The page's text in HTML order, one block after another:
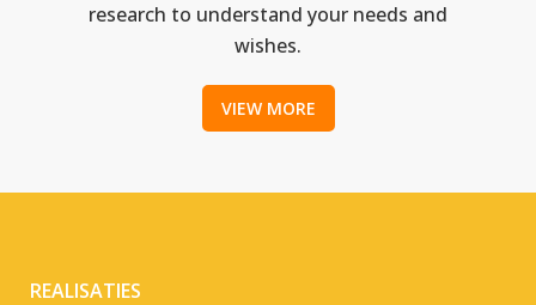
research to understand your needs and
wishes.
VIEW MORE
REALISATIES